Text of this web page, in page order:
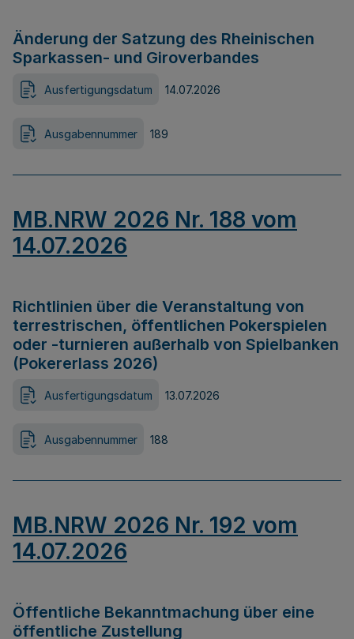
Änderung der Satzung des Rheinischen
Sparkassen- und Giroverbandes
Ausfertigungsdatum 14.07.2026
Ausgabennummer 189
MB.NRW 2026 Nr. 188 vom
14.07.2026
Richtlinien über die Veranstaltung von
terrestrischen, öffentlichen Pokerspielen
oder -turnieren außerhalb von Spielbanken
(Pokererlass 2026)
Ausfertigungsdatum 13.07.2026
Ausgabennummer 188
MB.NRW 2026 Nr. 192 vom
14.07.2026
Öffentliche Bekanntmachung über eine
öffentliche Zustellung